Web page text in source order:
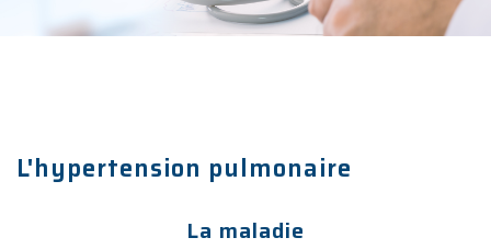
L'hypertension pulmonaire
La maladie